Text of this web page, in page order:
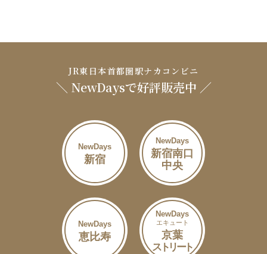
JR東日本首都圏駅ナカコンビニ
＼ NewDaysで好評販売中 ／
NewDays
新宿
NewDays
新宿南口
中央
NewDays
恵比寿
NewDays
エキュート
京葉
ストリート